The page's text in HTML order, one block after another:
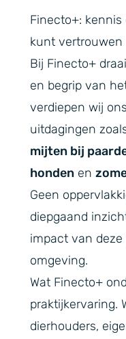
Finecto+:
kunt vertrouwen
Bij Finecto+
en begrip van
verdiepen wij
uitdagingen
mijten bij
honden en
Geen
diepgaand
impact van
omgeving.
Wat Finecto+
praktijkervaring.
dierhouders,